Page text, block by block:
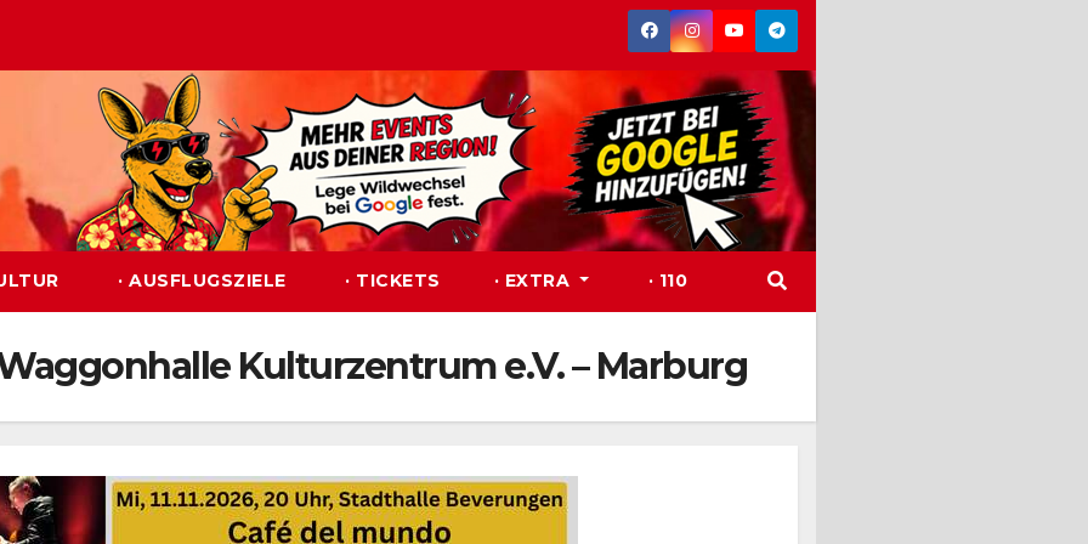
· AUSFLUGSZIELE · TICKETS · EXTRA · 110
Kulturzentrum e.V. – Marburg